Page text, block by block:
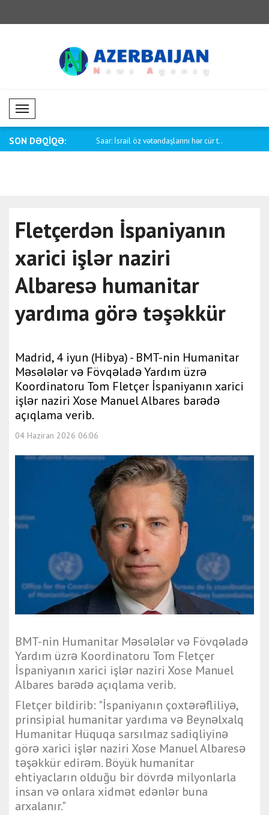
Mobil Menü
SON DƏQİQƏ:
Britaniyanın Milli Saar: İsrail öz vətəndaşlarını hər cür t..
Fletçerdən İspaniyanın
xarici işlər naziri
Albaresə humanitar
yardıma görə təşəkkür
Madrid, 4 iyun (Hibya) - BMT-nin Humanitar
Məsələlər və Fövqəladə Yardım üzrə
Koordinatoru Tom Fletçer İspaniyanın xarici
işlər naziri Xose Manuel Albares barədə
açıqlama verib.
04 Haziran 2026 06:06
BMT-nin Humanitar Məsələlər və Fövqəladə
Yardım üzrə Koordinatoru Tom Fletçer
İspaniyanın xarici işlər naziri Xose Manuel
Albares barədə açıqlama verib.
Fletçer bildirib: "İspaniyanın çoxtərəfliliyə,
prinsipial humanitar yardıma və Beynəlxalq
Humanitar Hüquqa sarsılmaz sadiqliyinə
görə xarici işlər naziri Xose Manuel Albaresə
təşəkkür edirəm. Böyük humanitar
ehtiyacların olduğu bir dövrdə milyonlarla
insan və onlara xidmət edənlər buna
arxalanır."